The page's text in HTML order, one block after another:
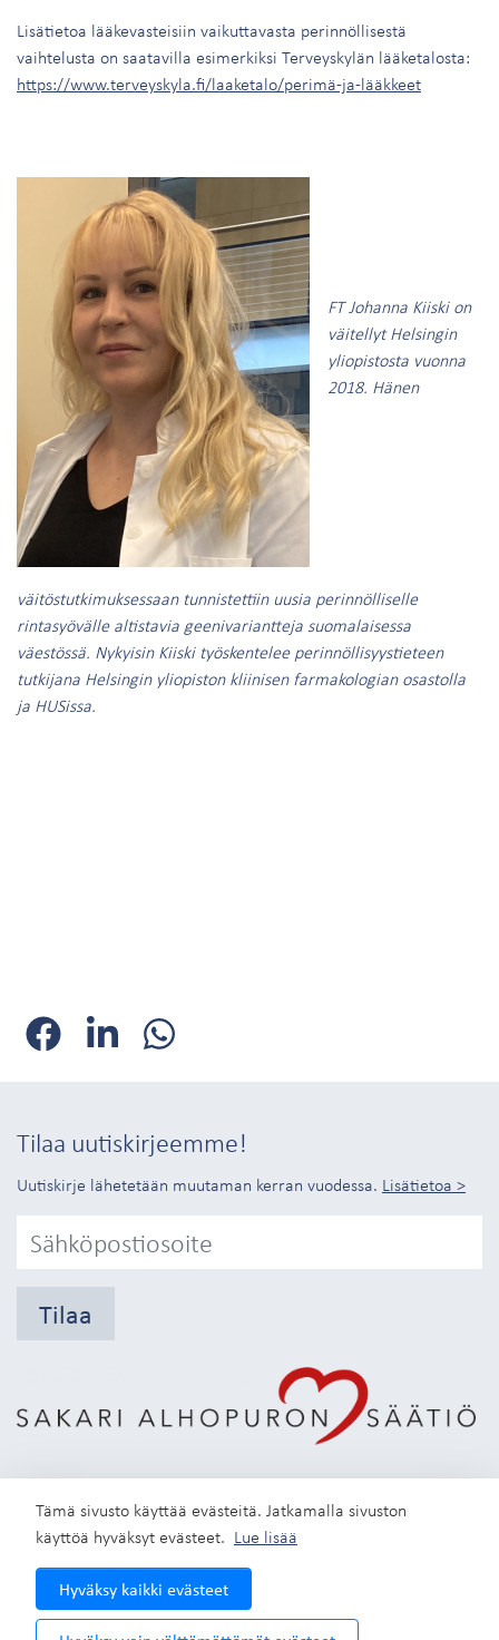
Lisätietoa lääkevasteisiin vaikuttavasta perinnöllisestä
vaihtelusta on saatavilla esimerkiksi Terveyskylän lääketalosta:
https://www.terveyskyla.fi/laaketalo/perimä-ja-lääkkeet
FT Johanna Kiiski on
väitellyt Helsingin
yliopistosta vuonna
2018. Hänen
väitöstutkimuksessaan tunnistettiin uusia perinnölliselle
rintasyövälle altistavia geenivariantteja suomalaisessa
väestössä. Nykyisin Kiiski työskentelee perinnöllisyystieteen
tutkijana Helsingin yliopiston kliinisen farmakologian osastolla
ja HUSissa.
Tilaa uutiskirjeemme!
Uutiskirje lähetetään muutaman kerran vuodessa. Lisätietoa >
Tilaa
Instagram
© Sakari Alhopuron säätiö
Tämä sivusto käyttää evästeitä. Jatkamalla sivuston
käyttöä hyväksyt evästeet. Lue lisää
Hyväksy kaikki evästeet